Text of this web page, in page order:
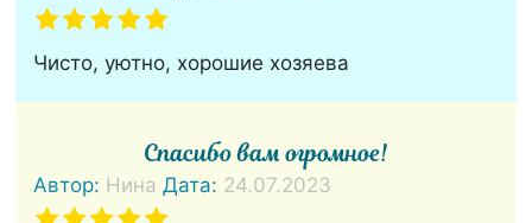
Чисто, уютно, хорошие хозяева
Спасибо вам огромное!
Автор: Нина Дата: 24.07.2023